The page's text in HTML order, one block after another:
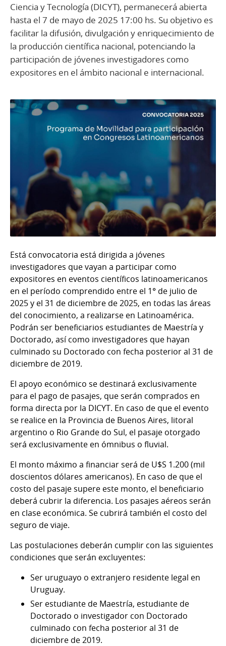
Ciencia y Tecnología (DICYT), permanecerá abierta
hasta el 7 de mayo de 2025 17:00 hs. Su objetivo es
facilitar la difusión, divulgación y enriquecimiento de
la producción científica nacional, potenciando la
participación de jóvenes investigadores como
expositores en el ámbito nacional e internacional.
Está convocatoria está dirigida a jóvenes
investigadores que vayan a participar como
expositores en eventos científicos latinoamericanos
en el período comprendido entre el 1° de julio de
2025 y el 31 de diciembre de 2025, en todas las áreas
del conocimiento, a realizarse en Latinoamérica.
Podrán ser beneficiarios estudiantes de Maestría y
Doctorado, así como investigadores que hayan
culminado su Doctorado con fecha posterior al 31 de
diciembre de 2019.
El apoyo económico se destinará exclusivamente
para el pago de pasajes, que serán comprados en
forma directa por la DICYT. En caso de que el evento
se realice en la Provincia de Buenos Aires, litoral
argentino o Rio Grande do Sul, el pasaje otorgado
será exclusivamente en ómnibus o fluvial.
El monto máximo a financiar será de U$S 1.200 (mil
doscientos dólares americanos). En caso de que el
costo del pasaje supere este monto, el beneficiario
deberá cubrir la diferencia. Los pasajes aéreos serán
en clase económica. Se cubrirá también el costo del
seguro de viaje.
Las postulaciones deberán cumplir con las siguientes
condiciones que serán excluyentes:
Ser uruguayo o extranjero residente legal en
Uruguay.
Ser estudiante de Maestría, estudiante de
Doctorado o investigador con Doctorado
culminado con fecha posterior al 31 de
diciembre de 2019.